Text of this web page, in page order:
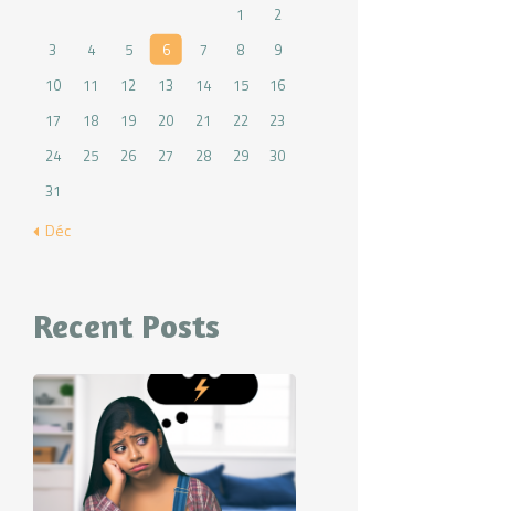
1
2
3
4 5 6 7 8
9
10
11 12 13 14 15
16
17
18 19 20 21 22
23
24
25 26 27 28 29
30
31
« Déc
Recent Posts